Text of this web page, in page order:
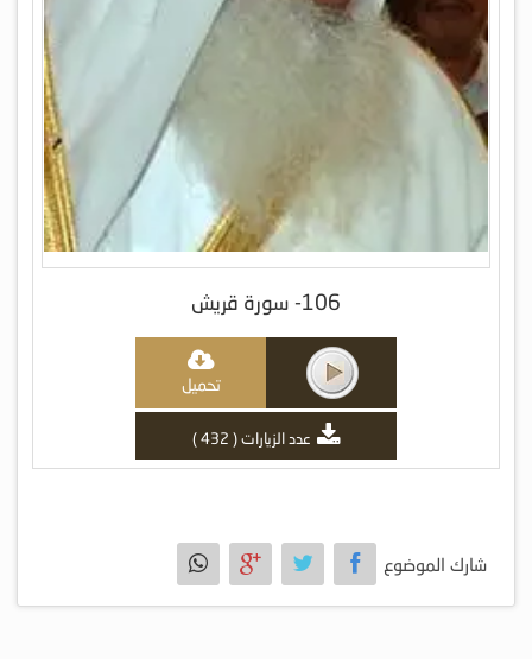
106- سورة قريش
تحميل
عدد الزيارات ( 432 )
شارك الموضوع